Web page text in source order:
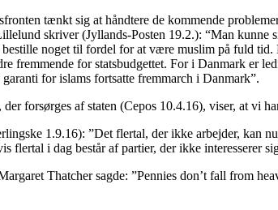
tænkt sig at håndtere de kommende
skriver (Jyllands-Posten 19.2.): “Man
noget til fordel for at være muslim på fuld
fremmende for statsbudgettet. For i Danmark er
for islams fortsatte fremmarch i Danmark”.
forsørges af staten (Cepos 10.4.16), viser, at vi
1.9.16): ”Det flertal, der ikke arbejder, kan
flertal i dag består af partier, der ikke interesserer
Thatcher sagde: ”Pennies don’t fall from